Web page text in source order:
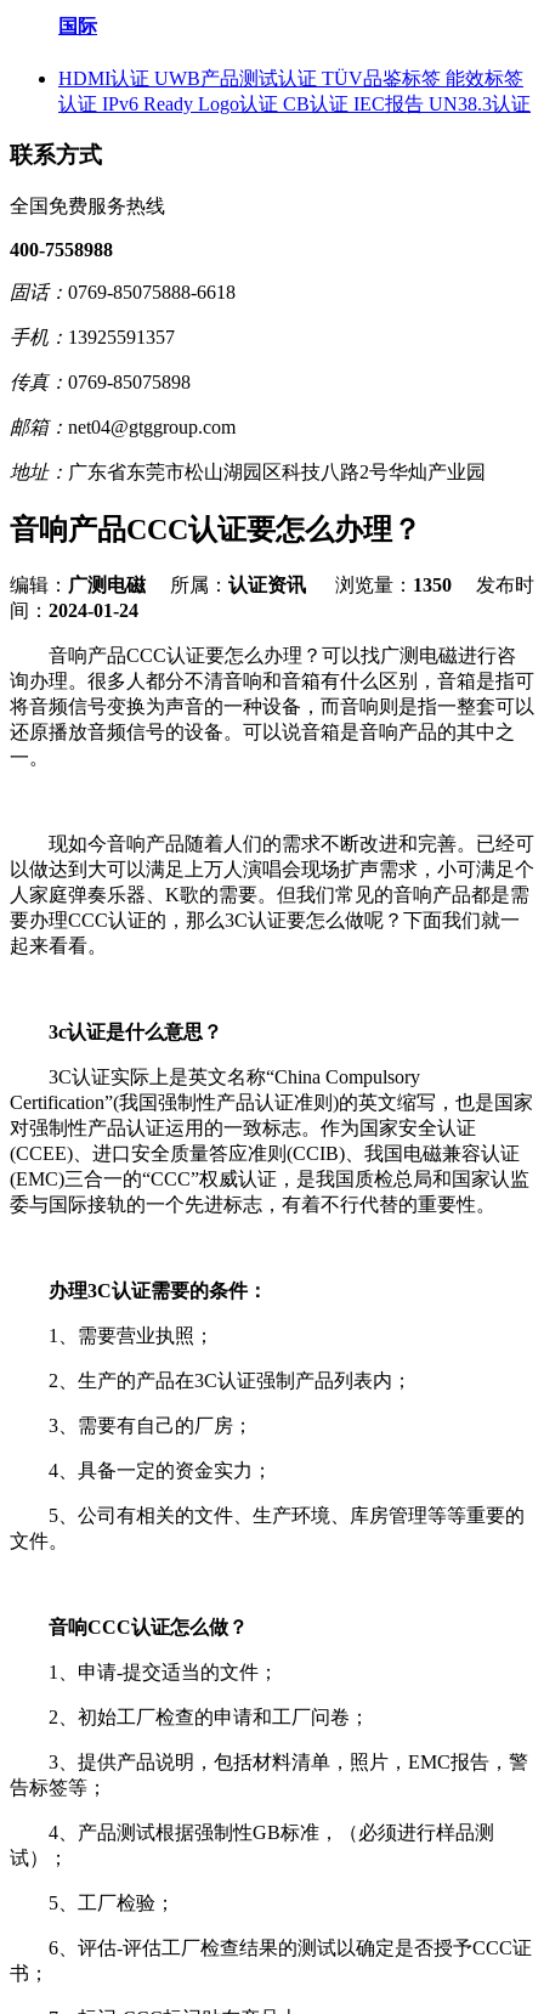
国际
HDMI认证 UWB产品测试认证 TÜV品鉴标签 能效标签
认证 IPv6 Ready Logo认证 CB认证 IEC报告 UN38.3认证
联系方式
全国免费服务热线
400-7558988
固话： 0769-85075888-6618
手机： 13925591357
传真： 0769-85075898
邮箱： net04@gtggroup.com
地址： 广东省东莞市松山湖园区科技八路2号华灿产业园
音响产品CCC认证要怎么办理？
编辑： 广测电磁所属： 认证资讯 浏览量： 1350 发布时
间： 2024-01-24
音响产品CCC认证要怎么办理？可以找广测电磁进行咨
询办理。很多人都分不清音响和音箱有什么区别，音箱是指可
将音频信号变换为声音的一种设备，而音响则是指一整套可以
还原播放音频信号的设备。可以说音箱是音响产品的其中之
一。
现如今音响产品随着人们的需求不断改进和完善。已经可
以做达到大可以满足上万人演唱会现场扩声需求，小可满足个
人家庭弹奏乐器、K歌的需要。但我们常见的音响产品都是需
要办理CCC认证的，那么3C认证要怎么做呢？下面我们就一
起来看看。
3c认证是什么意思？
3C认证实际上是英文名称“China Compulsory
Certification”(我国强制性产品认证准则)的英文缩写，也是国家
对强制性产品认证运用的一致标志。作为国家安全认证
(CCEE)、进口安全质量答应准则(CCIB)、我国电磁兼容认证
(EMC)三合一的“CCC”权威认证，是我国质检总局和国家认监
委与国际接轨的一个先进标志，有着不行代替的重要性。
办理3C认证需要的条件：
1、需要营业执照；
2、生产的产品在3C认证强制产品列表内；
3、需要有自己的厂房；
4、具备一定的资金实力；
5、公司有相关的文件、生产环境、库房管理等等重要的
文件。
音响CCC认证怎么做？
1、申请-提交适当的文件；
2、初始工厂检查的申请和工厂问卷；
3、提供产品说明，包括材料清单，照片，EMC报告，警
告标签等；
4、产品测试根据强制性GB标准，（必须进行样品测
试）；
5、工厂检验；
6、评估-评估工厂检查结果的测试以确定是否授予CCC证
书；